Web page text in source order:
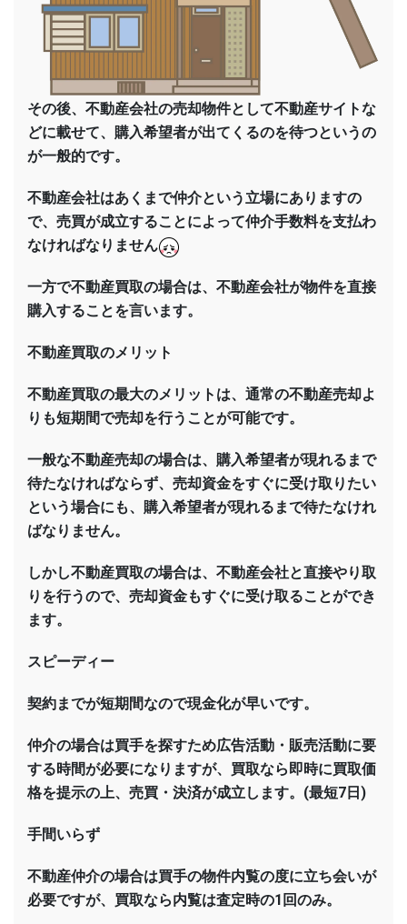
その後、不動産会社の売却物件として不動産サイトな
どに載せて、購入希望者が出てくるのを待つというの
が一般的です。
不動産会社はあくまで仲介という立場にありますの
で、売買が成立することによって仲介手数料を支払わ
なければなりません
一方で不動産買取の場合は、不動産会社が物件を直接
購入することを言います。
不動産買取のメリット
不動産買取の最大のメリットは、通常の不動産売却よ
りも短期間で売却を行うことが可能です。
一般な不動産売却の場合は、購入希望者が現れるまで
待たなければならず、売却資金をすぐに受け取りたい
という場合にも、購入希望者が現れるまで待たなけれ
ばなりません。
しかし不動産買取の場合は、不動産会社と直接やり取
りを行うので、売却資金もすぐに受け取ることができ
ます。
スピーディー
契約までが短期間なので現金化が早いです。
仲介の場合は買手を探すため広告活動・販売活動に要
する時間が必要になりますが、買取なら即時に買取価
格を提示の上、売買・決済が成立します。(最短7日)
手間いらず
不動産仲介の場合は買手の物件内覧の度に立ち会いが
必要ですが、買取なら内覧は査定時の1回のみ。